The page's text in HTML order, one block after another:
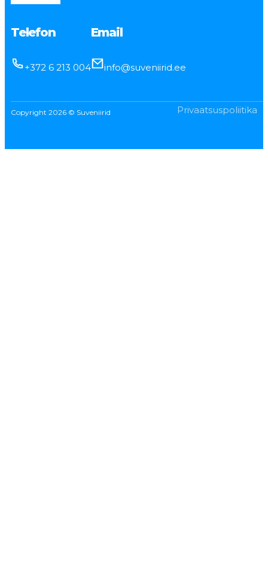
Telefon
+372 6 213 004
Email
info@suveniirid.ee
Copyright 2026 © Suveniirid Privaatsuspoliitika